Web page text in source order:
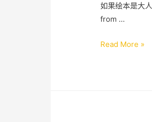
如果绘本是大
from …
Read More »